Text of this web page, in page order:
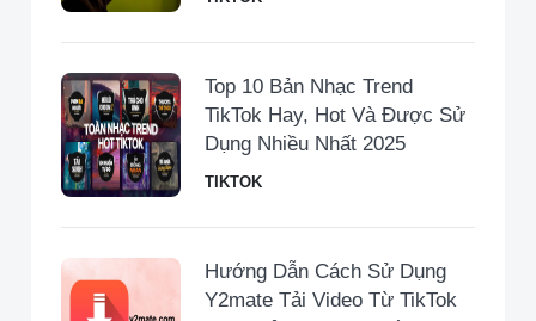
Top 10 Bản Nhạc Trend
TikTok Hay, Hot Và Được Sử
Dụng Nhiều Nhất 2025
TIKTOK
Hướng Dẫn Cách Sử Dụng
Y2mate Tải Video Từ TikTok